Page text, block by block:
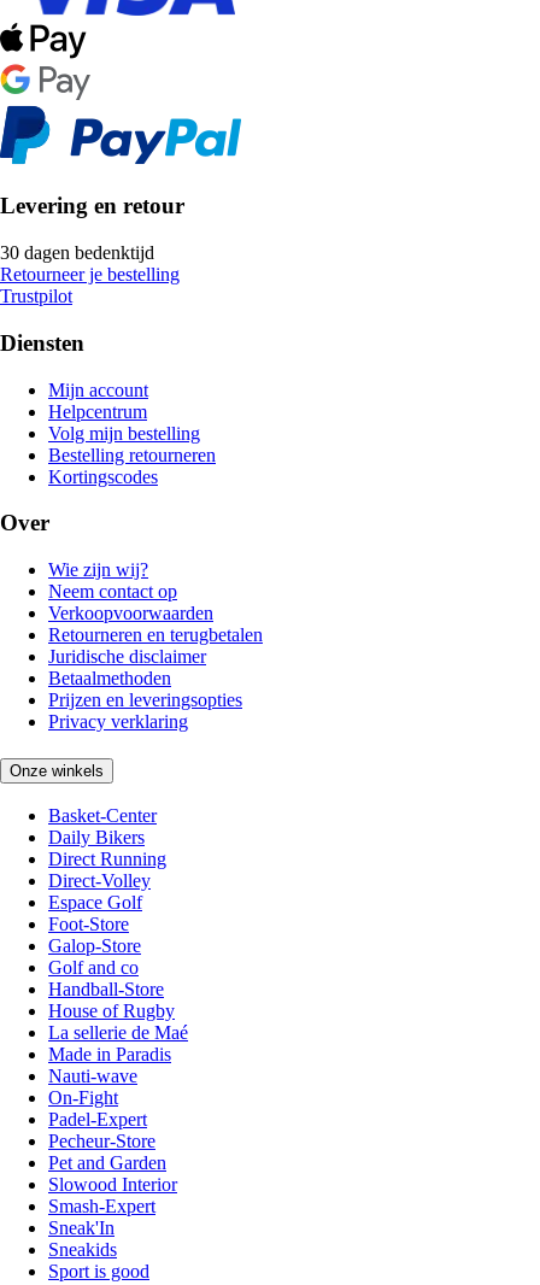
Levering en retour
30 dagen bedenktijd
Retourneer je bestelling
Trustpilot
Diensten
Mijn account
Helpcentrum
Volg mijn bestelling
Bestelling retourneren
Kortingscodes
Over
Wie zijn wij?
Neem contact op
Verkoopvoorwaarden
Retourneren en terugbetalen
Juridische disclaimer
Betaalmethoden
Prijzen en leveringsopties
Privacy verklaring
Onze winkels
Basket-Center
Daily Bikers
Direct Running
Direct-Volley
Espace Golf
Foot-Store
Galop-Store
Golf and co
Handball-Store
House of Rugby
La sellerie de Maé
Made in Paradis
Nauti-wave
On-Fight
Padel-Expert
Pecheur-Store
Pet and Garden
Slowood Interior
Smash-Expert
Sneak'In
Sneakids
Sport is good